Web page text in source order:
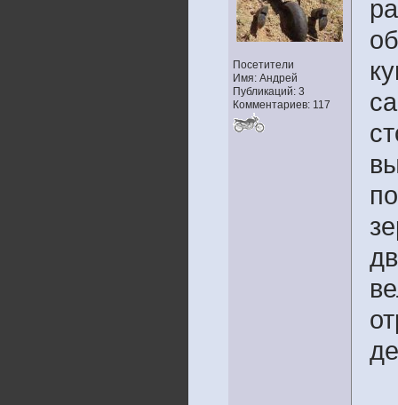
Посетители
Имя: Андрей
Публикаций: 3
Комментариев: 117